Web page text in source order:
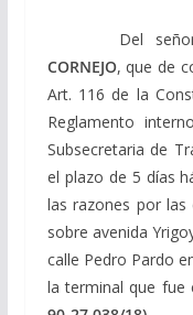
Del señor
CORNEJO, que de
Art. 116 de la
Reglamento
Subsecretaria de
el plazo de 5 días
las razones por las
sobre avenida
calle Pedro Pardo
la terminal que fue